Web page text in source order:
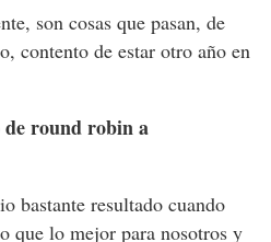
son cosas que pasan, de
contento de estar otro año en
de round robin a
bastante resultado cuando
que lo mejor para nosotros y